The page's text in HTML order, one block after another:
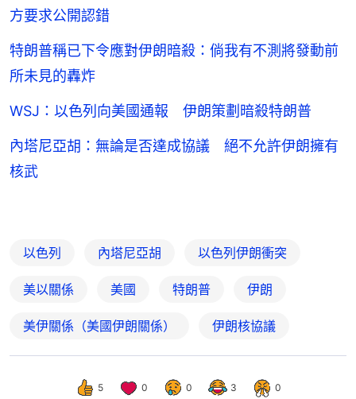
方要求公開認錯
特朗普稱已下令應對伊朗暗殺：倘我有不測將發動前
所未見的轟炸
WSJ：以色列向美國通報 伊朗策劃暗殺特朗普
內塔尼亞胡：無論是否達成協議 絕不允許伊朗擁有
核武
以色列 內塔尼亞胡 以色列伊朗衝突
美以關係 美國 特朗普 伊朗
美伊關係（美國伊朗關係） 伊朗核協議
5 0 0 3 0